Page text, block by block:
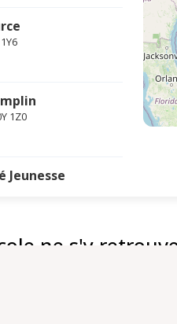
1Z0
Jeunesse
ne s'y